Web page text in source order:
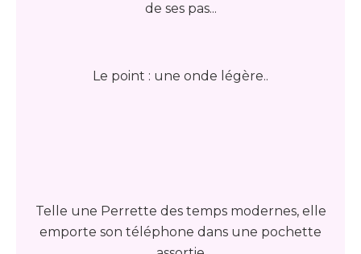
de ses pas...
Le point : une onde légère..
Telle une Perrette des temps modernes, elle
emporte son téléphone dans une pochette